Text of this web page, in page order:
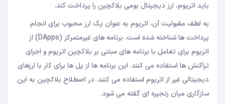
باید اتریوم، ارز دیجیتال بومی بلاکچین را پرداخت کند.
به لطف مقبولیت آن، اتریوم به عنوان یک ارز محبوب برای انجام
پرداخت ها شناخته شده است. برنامه های غیرمتمرکز (DApps) از
اتریوم برای تعامل با برنامه های مبتنی بر بلاکچین اتریوم و اجرای
تراکنش ها استفاده می کنند. این برنامه ها از پل ها برای کار با ارزهای
دیجیتالی غیر از اتریوم استفاده می کنند. در اصطلاح بلاکچین به این
سازگاری میان زنجیره ای گفته می شود.